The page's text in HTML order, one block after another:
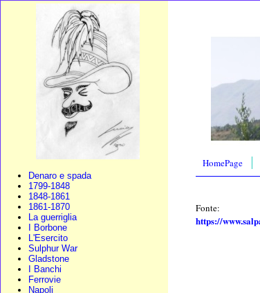
Denaro e spada
1799-1848
1848-1861
1861-1870
La guerriglia
I Borbone
L'Esercito
Sulphur War
Gladstone
I Banchi
Ferrovie
Napoli
HomePage
Fonte:
https://